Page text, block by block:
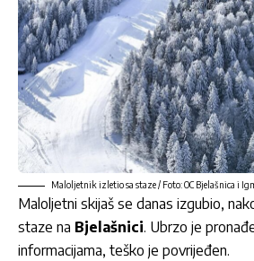
Maloljetnik izletio sa staze / Foto: OC Bjelašnica i
Maloljetni skijaš se danas izgubio,
staze na Bjelašnici. Ubrzo je
informacijama, teško je povrijeđen.